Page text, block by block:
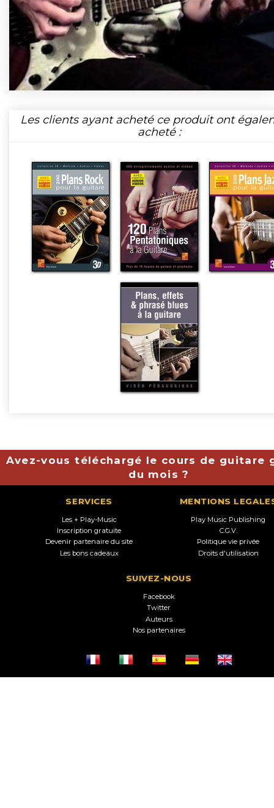
Les clients ayant acheté ce produit ont
acheté :
Avez-vous téléchargé le cours de guitare
du mois ?
SERVICES
Les + Play-Music
Inscription gratuite
Devenir partenaire du site
Les bons cadeaux
MENTIONS
Play Music Publishing
C.G.V.
Politique vie privée
Droits d'utilisation
SUIVEZ-NOUS
Facebook
Twitter
Auteurs
Nos partenaires